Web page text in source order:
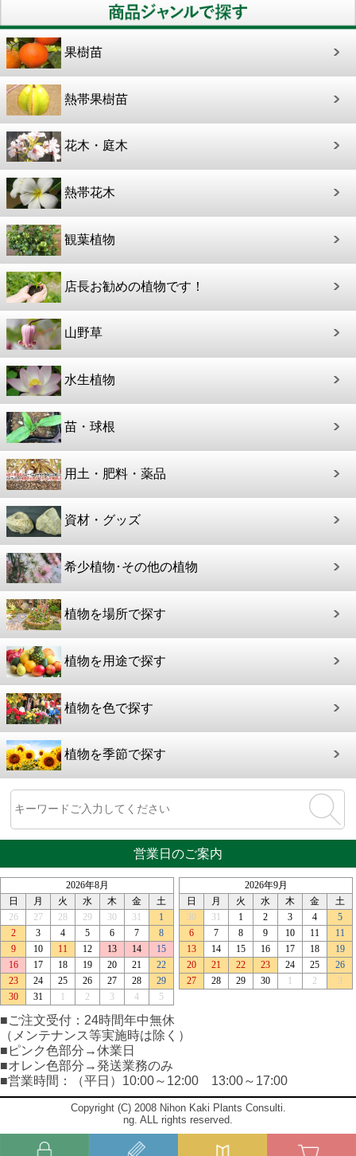
果樹苗
熱帯果樹苗
花木・庭木
熱帯花木
観葉植物
店長お勧めの植物です！
山野草
水生植物
苗・球根
用土・肥料・薬品
資材・グッズ
希少植物･その他の植物
植物を場所で探す
植物を用途で探す
植物を色で探す
植物を季節で探す
営業日のご案内
■ご注文受付：24時間年中無休
（メンテナンス等実施時は除く）
■ピンク色部分→休業日
■オレン色部分→発送業務のみ
■営業時間：（平日）10:00～12:00 13:00～17:00
Copyright (C) 2008 Nihon Kaki Plants Consulti.
ng. ALL rights reserved.